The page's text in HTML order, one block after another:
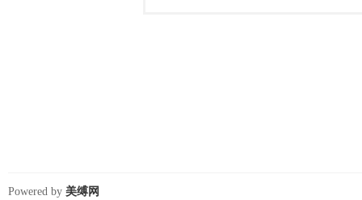
Powered by 美缚网